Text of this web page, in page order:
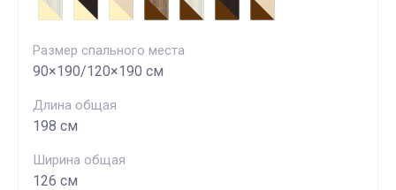
Размер спального места
90×190/120×190 см
Длина общая
198 см
Ширина общая
126 см